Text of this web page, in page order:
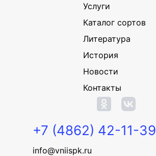
Услуги
Каталог сортов
Литература
История
Новости
Контакты
+7 (4862) 42-11-39
info@vniispk.ru